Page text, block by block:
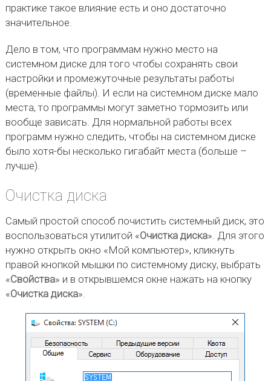
практике такое влияние есть и оно достаточно
значительное.
Дело в том, что программам нужно место на
системном диске для того чтобы сохранять свои
настройки и промежуточные результаты работы
(временные файлы). И если на системном диске мало
места, то программы могут заметно тормозить или
вообще зависать. Для нормальной работы всех
программ нужно следить, чтобы на системном диске
было хотя-бы несколько гигабайт места (больше –
лучше).
Очистка диска
Самый простой способ почистить системный диск, это
воспользоваться утилитой «Очистка диска». Для этого
нужно открыть окно «Мой компьютер», кликнуть
правой кнопкой мышки по системному диску, выбрать
«Свойства» и в открывшемся окне нажать на кнопку
«Очистка диска».